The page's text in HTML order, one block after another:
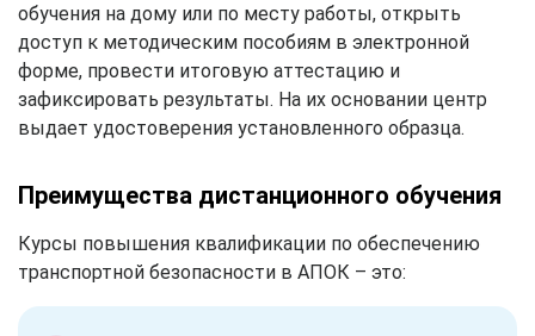
обучения на дому или по месту работы, открыть
доступ к методическим пособиям в электронной
форме, провести итоговую аттестацию и
зафиксировать результаты. На их основании центр
выдает удостоверения установленного образца.
Преимущества дистанционного обучения
Курсы повышения квалификации по обеспечению
транспортной безопасности в АПОК – это: